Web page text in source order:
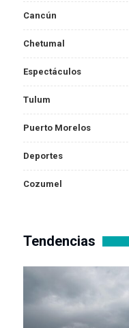
Cancún
Chetumal
Espectáculos
Tulum
Puerto Morelos
Deportes
Cozumel
Tendencias